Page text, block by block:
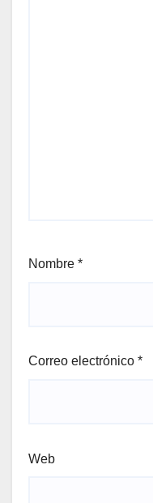
Nombre *
Correo electrónico *
Web